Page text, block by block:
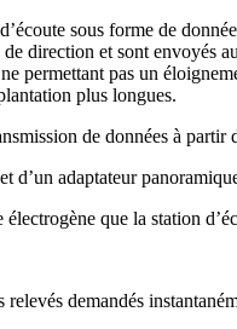
sous forme de
direction et sont
permettant pas un
plus longues.
de données à partir
d’un adaptateur
que la station
relevés demandés